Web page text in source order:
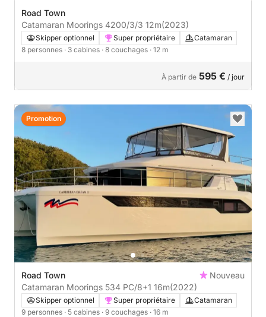
Road Town
Catamaran Moorings 4200/3/3 12m(2023)
Skipper optionnel Super propriétaire
Catamaran
8 personnes · 3 cabines · 8 couchages · 12 m
À partir de 595 € / jour
Road Town
Nouveau
Catamaran Moorings 534 PC/8+1 16m(2022)
Skipper optionnel Super propriétaire
Catamaran
9 personnes · 5 cabines · 9 couchages · 16 m
Promotion